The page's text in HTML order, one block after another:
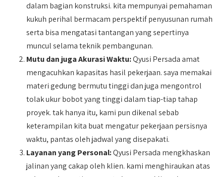
dalam bagian konstruksi. kita mempunyai pemahaman
kukuh perihal bermacam perspektif penyusunan rumah
serta bisa mengatasi tantangan yang sepertinya
muncul selama teknik pembangunan.
Mutu dan juga Akurasi Waktu:Qyusi Persada amat
mengacuhkan kapasitas hasil pekerjaan. saya memakai
materi gedung bermutu tinggi dan juga mengontrol
tolak ukur bobot yang tinggi dalam tiap-tiap tahap
proyek. tak hanya itu, kami pun dikenal sebab
keterampilan kita buat mengatur pekerjaan persisnya
waktu, pantas oleh jadwal yang disepakati.
Layanan yang Personal:Qyusi Persada mengkhaskan
jalinan yang cakap oleh klien. kami menghiraukan atas